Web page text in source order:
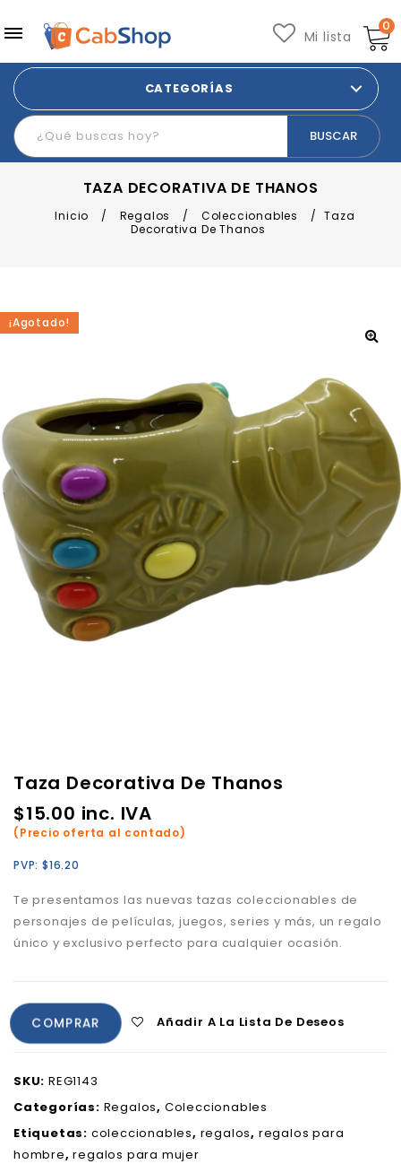
0
Mi lista
CATEGORÍAS
TAZA DECORATIVA DE THANOS
Inicio / Regalos / Coleccionables /
Taza
Decorativa De Thanos
¡Agotado!
Taza Decorativa De Thanos
$15.00 inc. IVA
(Precio oferta al contado)
PVP: $16.20
Te presentamos las nuevas tazas coleccionables de
personajes de películas, juegos, series y más, un regalo
único y exclusivo perfecto para cualquier ocasión.
COMPRAR Añadir A La Lista De Deseos
SKU: REG1143
Categorías: Regalos, Coleccionables
Etiquetas: coleccionables, regalos, regalos para
hombre,regalos para mujer